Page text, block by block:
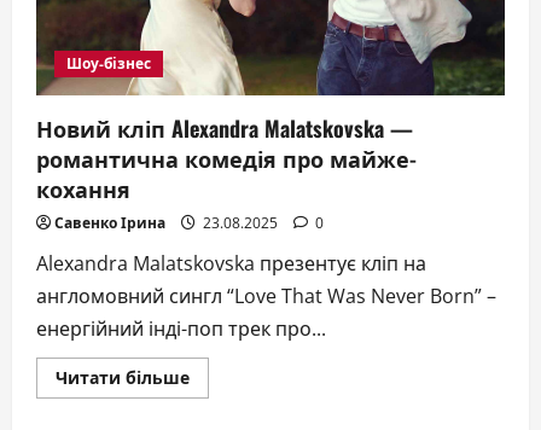
Шоу-бізнес
Новий кліп Alexandra Malatskovska —
романтична комедія про майже-
кохання
Савенко Ірина 23.08.2025 0
Alexandra Malatskovska презентує кліп на
англомовний сингл “Love That Was Never Born” –
енергійний інді-поп трек про...
Читати більшеДокладніше
про